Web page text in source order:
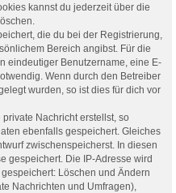
kannst du jederzeit über die
die du bei der Registrierung,
Bereich angibst. Für die
eindeutiger Benutzername, eine E-
Wenn durch den Betreiber
wurden, so ist dies für dich vor
Nachricht erstellst, so
ebenfalls gespeichert. Gleiches
zwischenspeicherst. In diesen
gespeichert. Die IP-Adresse wird
Löschen und Ändern
Nachrichten und Umfragen),